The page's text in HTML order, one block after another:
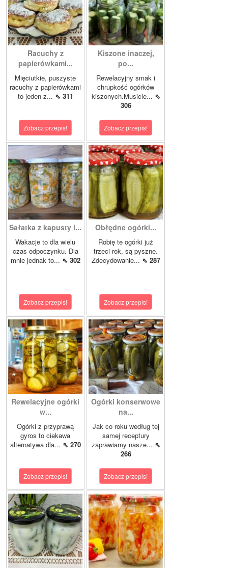
Racuchy z
papierówkami...
Mięciutkie, puszyste
racuchy z papierówkami
to jeden z... ⇖ 311
Zobacz przepis!
Kiszone inaczej,
po...
Rewelacyjny smak i
chrupkość ogórków
kiszonych.Musicie... ⇖
306
Zobacz przepis!
Sałatka z kapusty i...
Wakacje to dla wielu
czas odpoczynku. Dla
mnie jednak to... ⇖ 302
Zobacz przepis!
Obłędne ogórki...
Robię te ogórki już
trzeci rok, są pyszne.
Zdecydowanie... ⇖ 287
Zobacz przepis!
Rewelacyjne ogórki
w...
Ogórki z przyprawą
gyros to ciekawa
alternatywa dla... ⇖ 270
Zobacz przepis!
Ogórki konserwowe
na...
Jak co roku według tej
samej receptury
zaprawiamy nasze... ⇖
266
Zobacz przepis!